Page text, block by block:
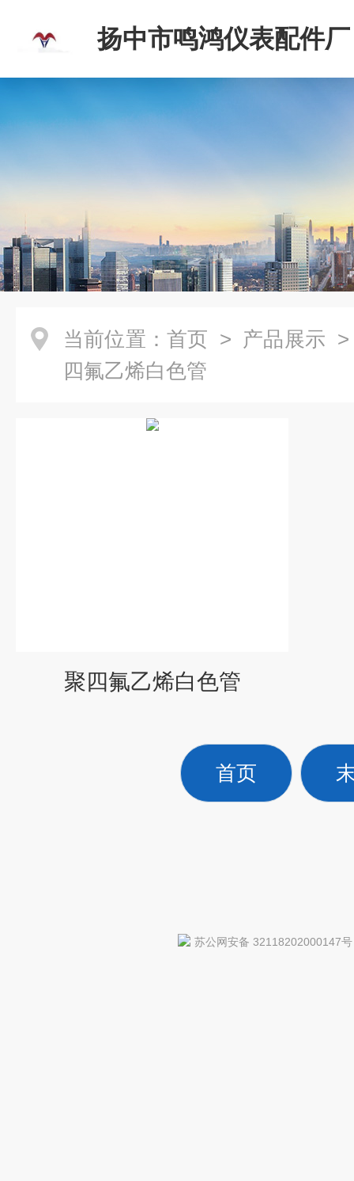
扬中市鸣鸿仪表配件厂
当前位置： 首页 > 产品展示
四氟乙烯白色管
聚四氟乙烯白色管
首页
苏公网安备 32118202000147号